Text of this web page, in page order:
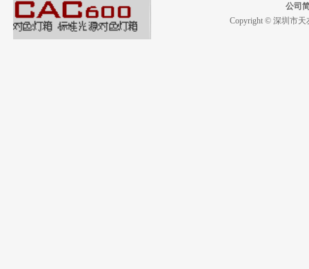
公司
Copyright © 深圳市